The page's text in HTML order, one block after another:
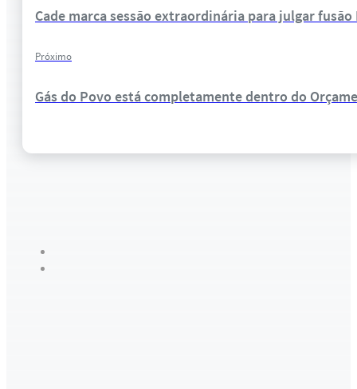
Cade marca sessão extraordinária para julgar
Próximo
Gás do Povo está completamente dentro do